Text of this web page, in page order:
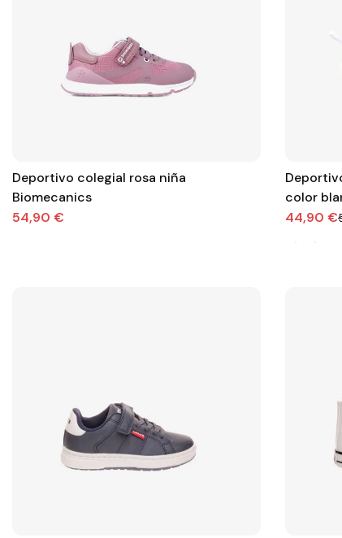
Deportivo colegial rosa niña
Biomecanics
54,90 €
color
44,90 €